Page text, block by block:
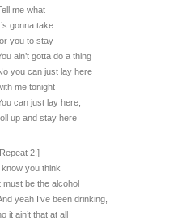
me what
gonna take
you to stay
ain’t gotta do a thing
you can just lay here
me tonight
can just lay here,
up and stay here
2:]
know you think
must be the alcohol
yeah I’ve been drinking,
it ain’t that at all